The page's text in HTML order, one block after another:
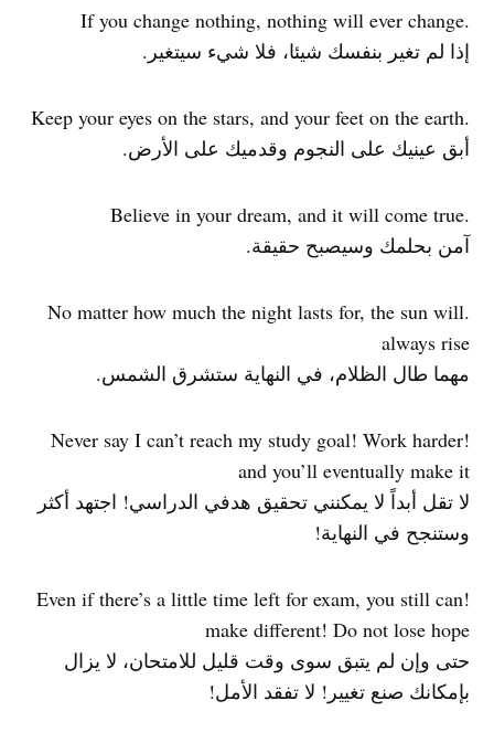
.If you change nothing, nothing will ever change
إذا لم تغير بنفسك شيئا، فلا شيء سيتغير.
.Keep your eyes on the stars, and your feet on the earth
أبق عينيك على النجوم وقدميك على الأرض.
.Believe in your dream, and it will come true
آمن بحلمك وسيصبح حقيقة.
.No matter how much the night lasts for, the sun will
always rise
مهما طال الظلام، في النهاية ستشرق الشمس.
!Never say I can’t reach my study goal! Work harder
and you’ll eventually make it
لا تقل أبداً لا يمكنني تحقيق هدفي الدراسي! اجتهد أكثر
وستنجح في النهاية!
!Even if there’s a little time left for exam, you still can
make different! Do not lose hope
حتى وإن لم يتبق سوى وقت قليل للامتحان، لا يزال
بإمكانك صنع تغيير! لا تفقد الأمل!